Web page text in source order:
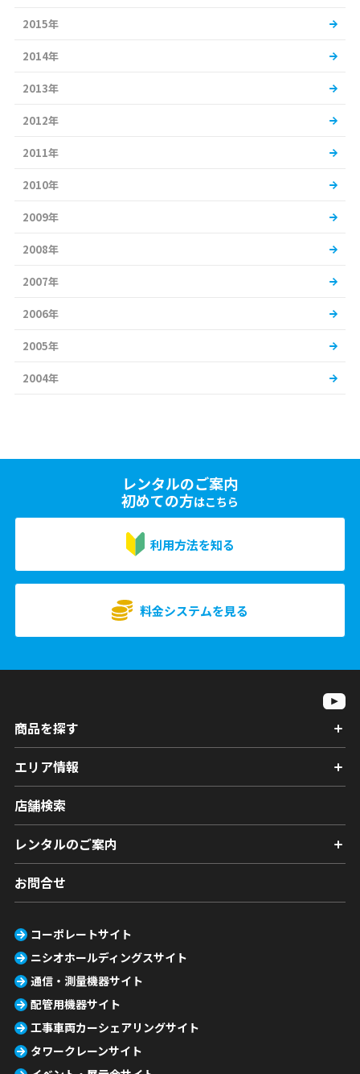
2015年
2014年
2013年
2012年
2011年
2010年
2009年
2008年
2007年
2006年
2005年
2004年
レンタルのご案内
初めての方はこちら
利用方法を知る
料金システムを見る
商品を探す
エリア情報
店舗検索
レンタルのご案内
お問合せ
コーポレートサイト
ニシオホールディングスサイト
通信・測量機器サイト
配管用機器サイト
工事車両カーシェアリングサイト
タワークレーンサイト